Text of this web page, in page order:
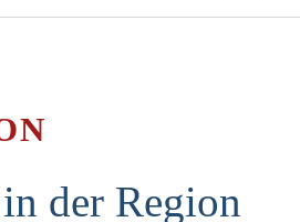
der Region